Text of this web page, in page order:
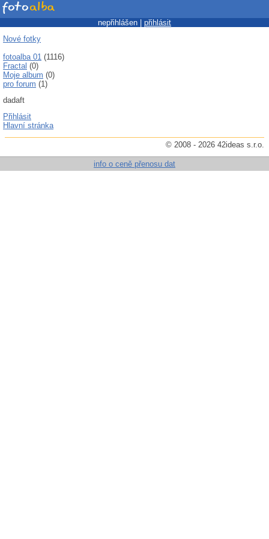
nepřihlášen | přihlásit
Nové fotky
fotoalba 01 (1116)
Fractal (0)
Moje album (0)
pro forum (1)
dadaft
Přihlásit
Hlavní stránka
© 2008 - 2026 42ideas s.r.o.
info o ceně přenosu dat